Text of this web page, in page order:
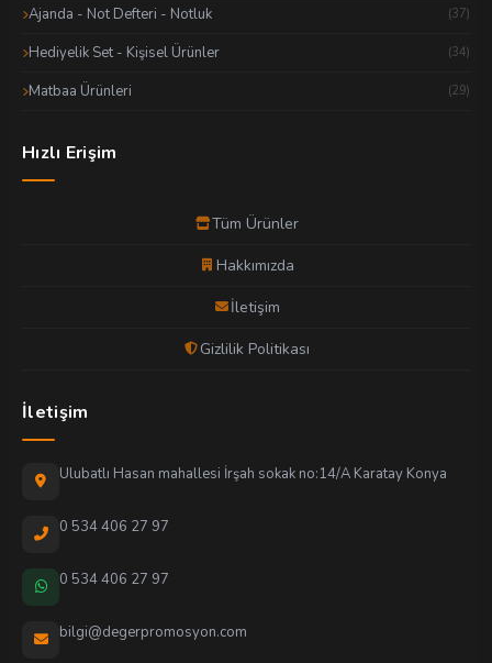
Ajanda - Not Defteri - Notluk (37)
Hediyelik Set - Kişisel Ürünler (34)
Matbaa Ürünleri (29)
Hızlı Erişim
Tüm Ürünler
Hakkımızda
İletişim
Gizlilik Politikası
İletişim
Ulubatlı Hasan mahallesi İrşah sokak no:14/A Karatay Konya
0 534 406 27 97
0 534 406 27 97
bilgi@degerpromosyon.com